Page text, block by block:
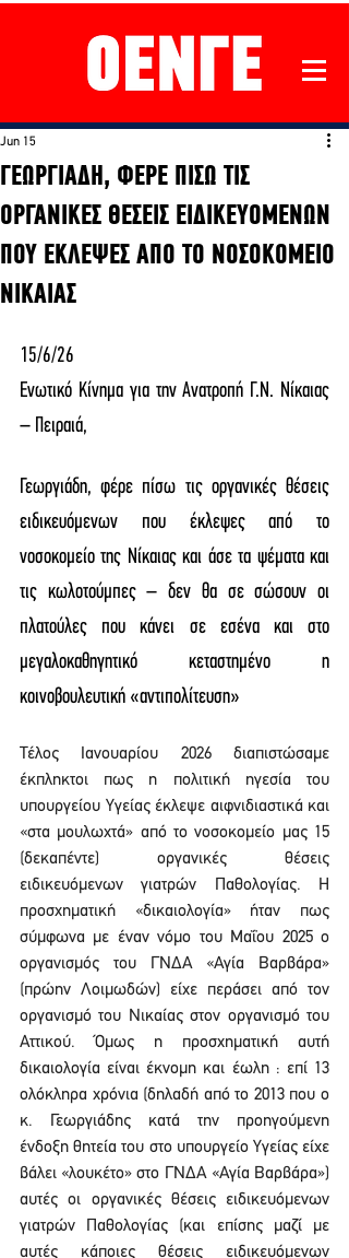
ΓΕΩΡΓΙΑΔΗ, ΦΕΡΕ ΠΙΣΩ ΤΙΣ
ΟΡΓΑΝΙΚΕΣ ΘΕΣΕΙΣ ΕΙΔΙΚΕΥΟΜΕΝΩΝ
ΠΟΥ ΕΚΛΕΨΕΣ ΑΠΟ ΤΟ ΝΟΣΟΚΟΜΕΙΟ
ΝΙΚΑΙΑΣ
Jun 15
15/6/26
Ενωτικό Κίνημα για την Ανατροπή Γ.Ν. Νίκαιας
– Πειραιά,
Γεωργιάδη, φέρε πίσω τις οργανικές θέσεις
ειδικευόμενων που έκλεψες από το
νοσοκομείο της Νίκαιας και άσε τα ψέματα και
τις κωλοτούμπες – δεν θα σε σώσουν οι
πλατούλες που κάνει σε εσένα και στο
μεγαλοκαθηγητικό κεταστημένο η
κοινοβουλευτική «αντιπολίτευση»
Τέλος Ιανουαρίου 2026 διαπιστώσαμε
έκπληκτοι πως η πολιτική ηγεσία του
υπουργείου Υγείας έκλεψε αιφνιδιαστικά και
«στα μουλωχτά» από το νοσοκομείο μας 15
(δεκαπέντε) οργανικές θέσεις
ειδικευόμενων γιατρών Παθολογίας. Η
προσχηματική «δικαιολογία» ήταν πως
σύμφωνα με έναν νόμο του Μαΐου 2025 ο
οργανισμός του ΓΝΔΑ «Αγία Βαρβάρα»
(πρώην Λοιμωδών) είχε περάσει από τον
οργανισμό του Νικαίας στον οργανισμό του
Αττικού. Όμως η προσχηματική αυτή
δικαιολογία είναι έκνομη και έωλη : επί 13
ολόκληρα χρόνια (δηλαδή από το 2013 που ο
κ. Γεωργιάδης κατά την προηγούμενη
ένδοξη θητεία του στο υπουργείο Υγείας είχε
βάλει «λουκέτο» στο ΓΝΔΑ «Αγία Βαρβάρα»)
αυτές οι οργανικές θέσεις ειδικευόμενων
γιατρών Παθολογίας (και επίσης μαζί με
αυτές κάποιες θέσεις ειδικευόμενων